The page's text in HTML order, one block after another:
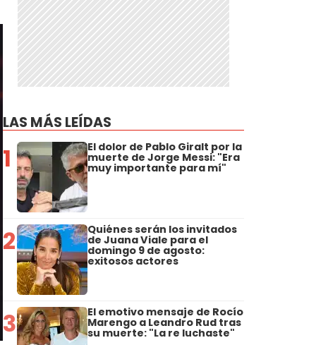
LAS MÁS LEÍDAS
1 El dolor de Pablo Giralt por la
muerte de Jorge Messi: "Era
muy importante para mí"
2 Quiénes serán los invitados
de Juana Viale para el
domingo 9 de agosto:
exitosos actores
3 El emotivo mensaje de Rocío
Marengo a Leandro Rud tras
su muerte: "La re luchaste"